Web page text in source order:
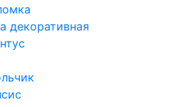
декоративная